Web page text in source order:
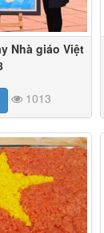
Nhà giáo Việt
1013